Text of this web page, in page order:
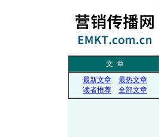
文 章
最新文章
最热文章
读者推荐
全部文章